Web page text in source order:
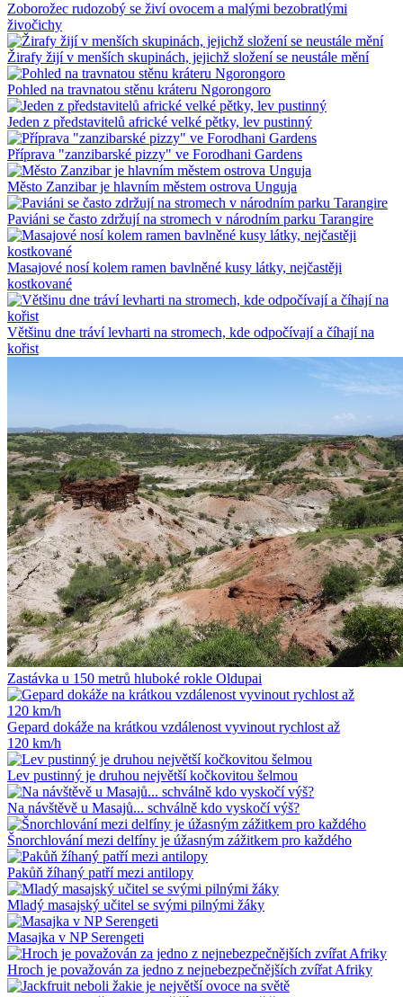
Zoborožec rudozobý se živí ovocem a malými bezobratlými
živočichy
Žirafy žijí v menších skupinách, jejichž složení se neustále mění
Pohled na travnatou stěnu kráteru Ngorongoro
Jeden z představitelů africké velké pětky, lev pustinný
Příprava "zanzibarské pizzy" ve Forodhani Gardens
Město Zanzibar je hlavním městem ostrova Unguja
Paviáni se často zdržují na stromech v národním parku Tarangire
Masajové nosí kolem ramen bavlněné kusy látky, nejčastěji
kostkované
Většinu dne tráví levharti na stromech, kde odpočívají a číhají na
kořist
Zastávka u 150 metrů hluboké rokle Oldupai
Gepard dokáže na krátkou vzdálenost vyvinout rychlost až
120 km/h
Lev pustinný je druhou největší kočkovitou šelmou
Na návštěvě u Masajů... schválně kdo vyskočí výš?
Šnorchlování mezi delfíny je úžasným zážitkem pro každého
Pakůň žíhaný patří mezi antilopy
Mladý masajský učitel se svými pilnými žáky
Masajka v NP Serengeti
Hroch je považován za jedno z nejnebezpečnějších zvířat Afriky